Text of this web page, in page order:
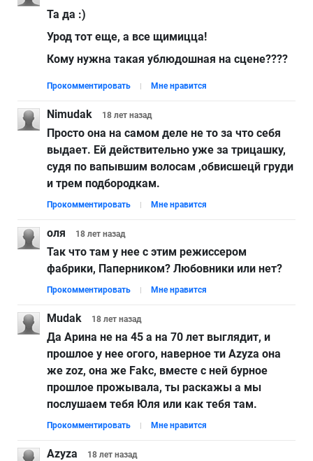
Та да :)
Урод тот еще, а все щимицца!
Кому нужна такая ублюдошная на сцене????
Прокомментировать Мне нравится
Nimudak 18 лет назад
Просто она на самом деле не то за что себя
выдает. Ей действительно уже за трицашку,
судя по вапывшим волосам ,обвисшецй груди
и трем подбородкам.
Прокомментировать Мне нравится
оля 18 лет назад
Так что там у нее с этим режиссером
фабрики, Паперником? Любовники или нет?
Прокомментировать Мне нравится
Mudak 18 лет назад
Да Арина не на 45 а на 70 лет выглядит, и
прошлое у нее огого, наверное ти Azyza она
же zoz, она же Fakc, вместе с ней бурное
прошлое прожывала, ты раскажы а мы
послушаем тебя Юля или как тебя там.
Прокомментировать Мне нравится
Azyza 18 лет назад